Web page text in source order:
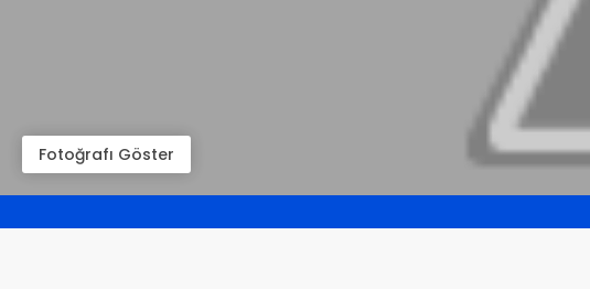
Fotoğrafı Göster